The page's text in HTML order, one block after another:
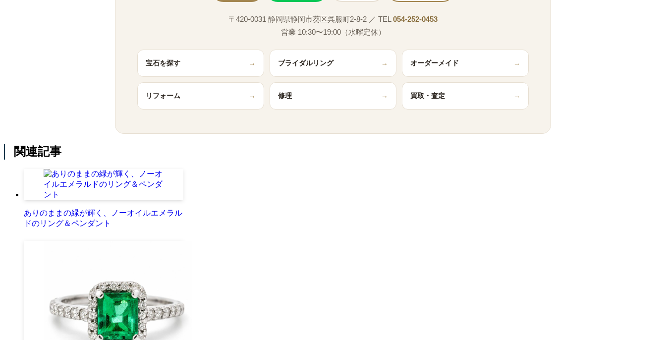
〒420-0031 静岡県静岡市葵区呉服町2-8-2 ／ TEL 054-252-0453
営業 10:30〜19:00（水曜定休）
宝石を探す → ブライダルリング → オーダーメイド →
リフォーム → 修理 → 買取・査定 →
関連記事
ありのままの緑が輝く、ノーオイルエメラル
ドのリング＆ペンダント